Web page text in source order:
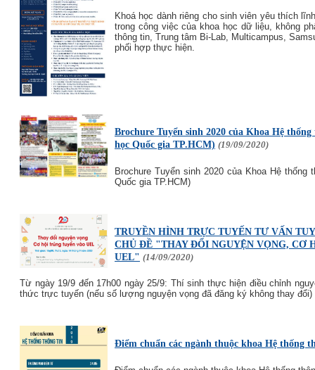
Khoá học dành riêng cho sinh viên yêu thích
trong công việc của khoa học dữ liệu, không
thông tin, Trung tâm Bi-Lab, Multicampus,
phối hợp thực hiện.
Brochure Tuyển sinh 2020 của Khoa Hệ
học Quốc gia TP.HCM) (19/09/2020)
Brochure Tuyển sinh 2020 của Khoa Hệ
Quốc gia TP.HCM)
TRUYỀN HÌNH TRỰC TUYẾN TƯ VẤN
CHỦ ĐỀ "THAY ĐỔI NGUYỆN VỌNG, CƠ
UEL" (14/09/2020)
Từ ngày 19/9 đến 17h00 ngày 25/9: Thí sinh thực hiện điều chỉnh
thức trực tuyến (nếu số lượng nguyện vọng đã đăng ký không thay đổi)
Điểm chuẩn các ngành thuộc khoa Hệ thống